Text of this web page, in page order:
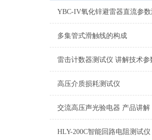
多集管式滑触线的构成
高压介质损耗测试仪
交流高压声光验电器 产品讲解